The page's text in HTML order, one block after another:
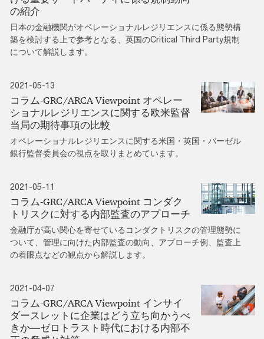
の紹介
日本の金融機関がオペレーショナルレジリエンスに係る態勢構
築を検討する上で参考となる、英国のCritical Third Party規制
について解説します。
2021-05-13
コラム‐GRC/ARCA Viewpoint オペレー
ショナルレジリエンスに関する欧米監督
当局の期待事項の比較
オペレーショナルレジリエンスに関する米国・英国・バーゼル
銀行監督委員会の視点を取りまとめています。
2021-05-11
コラム‐GRC/ARCA Viewpoint コンダク
トリスクに対する内部監査のアプローチ
金融庁が高い関心を寄せているコンダクトリスクの管理態勢に
ついて、管理に向けた内部監査の動向、アプローチ例、監査上
の着眼点などの観点から解説します。
2021-04-07
コラム‐GRC/ARCA Viewpoint インサイ
ダースレットに企業はどう立ち向かうべ
きか―ゼロトラスト時代における内部不